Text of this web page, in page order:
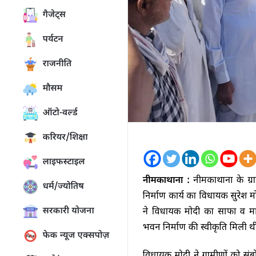
गैजेट्स
पर्यटन
राजनीति
मौसम
ऑटो-वर्ल्ड
करियर/शिक्षा
लाइफस्टाइल
धर्म/ज्योतिष
सरकारी योजना
फेक न्यूज एक्सपोज़
नीमकाथाना : नीमकाथाना के
निर्माण कार्य का विधायक सुरेश
ने विधायक मोदी का साफा व
भवन निर्माण की स्वीकृति मिली